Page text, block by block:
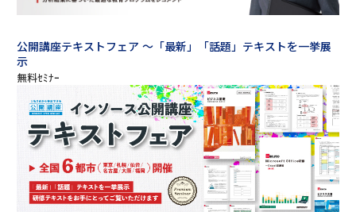
公開講座テキストフェア ～「最新」「話題」テキストを一挙展
示